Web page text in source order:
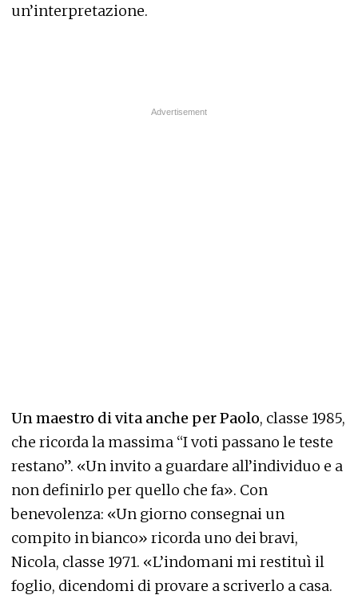
un’interpretazione.
Un maestro di vita anche per Paolo, classe 1985,
che ricorda la massima “I voti passano le teste
restano”. «Un invito a guardare all’individuo e a
non definirlo per quello che fa». Con
benevolenza: «Un giorno consegnai un
compito in bianco» ricorda uno dei bravi,
Nicola, classe 1971. «L’indomani mi restituì il
foglio, dicendomi di provare a scriverlo a casa.